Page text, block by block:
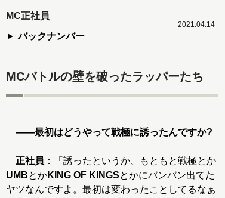
MC正社員
バックナンバー
2021.04.14
MCバトルの壁を破ったラッパーたち
――最初はどうやって戦極に誘ったんですか?
正社員 ：「誘ったというか、もともと戦極とか
UMBとかKING OF KINGSとかにバンバン出てた
ヤツなんですよ。最初は変わったことしてるなぁ